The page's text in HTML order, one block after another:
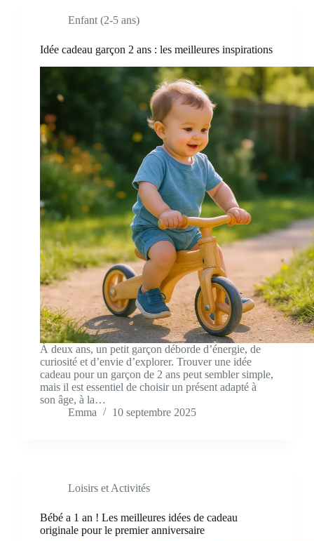
Enfant (2-5 ans)
Idée cadeau garçon 2 ans : les meilleures inspirations
À deux ans, un petit garçon déborde d’énergie, de
curiosité et d’envie d’explorer. Trouver une idée
cadeau pour un garçon de 2 ans peut sembler simple,
mais il est essentiel de choisir un présent adapté à
son âge, à la…
Emma
10 septembre 2025
Loisirs et Activités
Bébé a 1 an ! Les meilleures idées de cadeau
originale pour le premier anniversaire